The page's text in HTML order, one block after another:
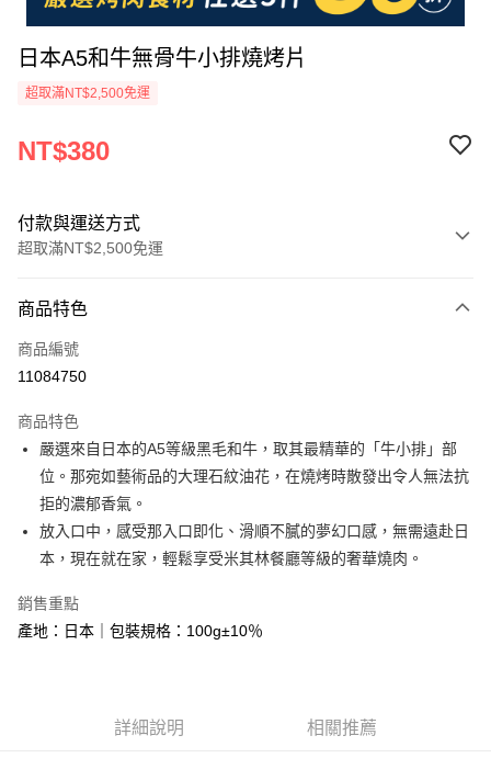
日本A5和牛無骨牛小排燒烤片
超取滿NT$2,500免運
NT$380
付款與運送方式
超取滿NT$2,500免運
信用卡一次付款
LINE Pay
街口支付
悠遊付
Google Pay
大哥付你分期
相關說明
1.本服務由台灣大哥大提供，台灣大哥大用戶可立即使用無須另外申請。
3.實際核准額度、可分期數及費用金額請依後續交易確認頁面所載為準。
4.訂單成立30分鐘內，如未前往確認交易或遇審核未通過，訂單將自動取
AFTEE先享後付
商品特色
商品編號
11084750
商品特色
嚴選來自日本的A5等級黑毛和牛，取其最精華的「牛小排」部
位。那宛如藝術品的大理石紋油花，在燒烤時散發出令人無法抗
拒的濃郁香氣。
放入口中，感受那入口即化、滑順不膩的夢幻口感，無需遠赴日
本，現在就在家，輕鬆享受米其林餐廳等級的奢華燒肉。
銷售重點
產地：日本｜包裝規格：100g±10％
詳細說明 相關推薦